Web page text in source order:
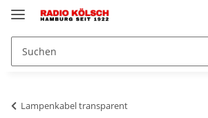
Lampenkabel transparent